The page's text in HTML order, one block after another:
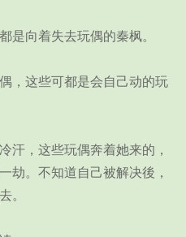
向着失去玩偶的秦枫。
这些可都是会自己动的玩
，这些玩偶奔着她来的，
劫。不知道自己被解决後，
。